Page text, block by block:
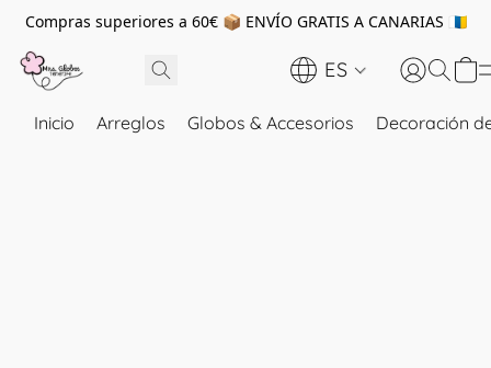
Compras superiores a 60€ 📦 ENVÍO GRATIS A CANARIAS 🇮🇨
ES
Inicio Arreglos Globos & Accesorios Decoración